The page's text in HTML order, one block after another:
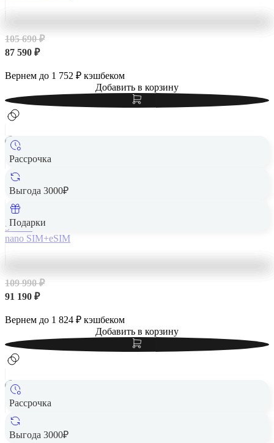
105 690 ₽
87 590 ₽
Вернем до 1 752 ₽ кэшбеком
Добавить в корзину
Рассрочка
Выгода 3000₽
Подарки
Apple iPhone 14 Pro Max 512Gb Gold, золотой
512 Гб
nano SIM+eSIM
109 990 ₽
91 190 ₽
Вернем до 1 824 ₽ кэшбеком
Добавить в корзину
Рассрочка
Выгода 3000₽
Apple iPhone 14 Pro Max 1Tb Silver, серебристый